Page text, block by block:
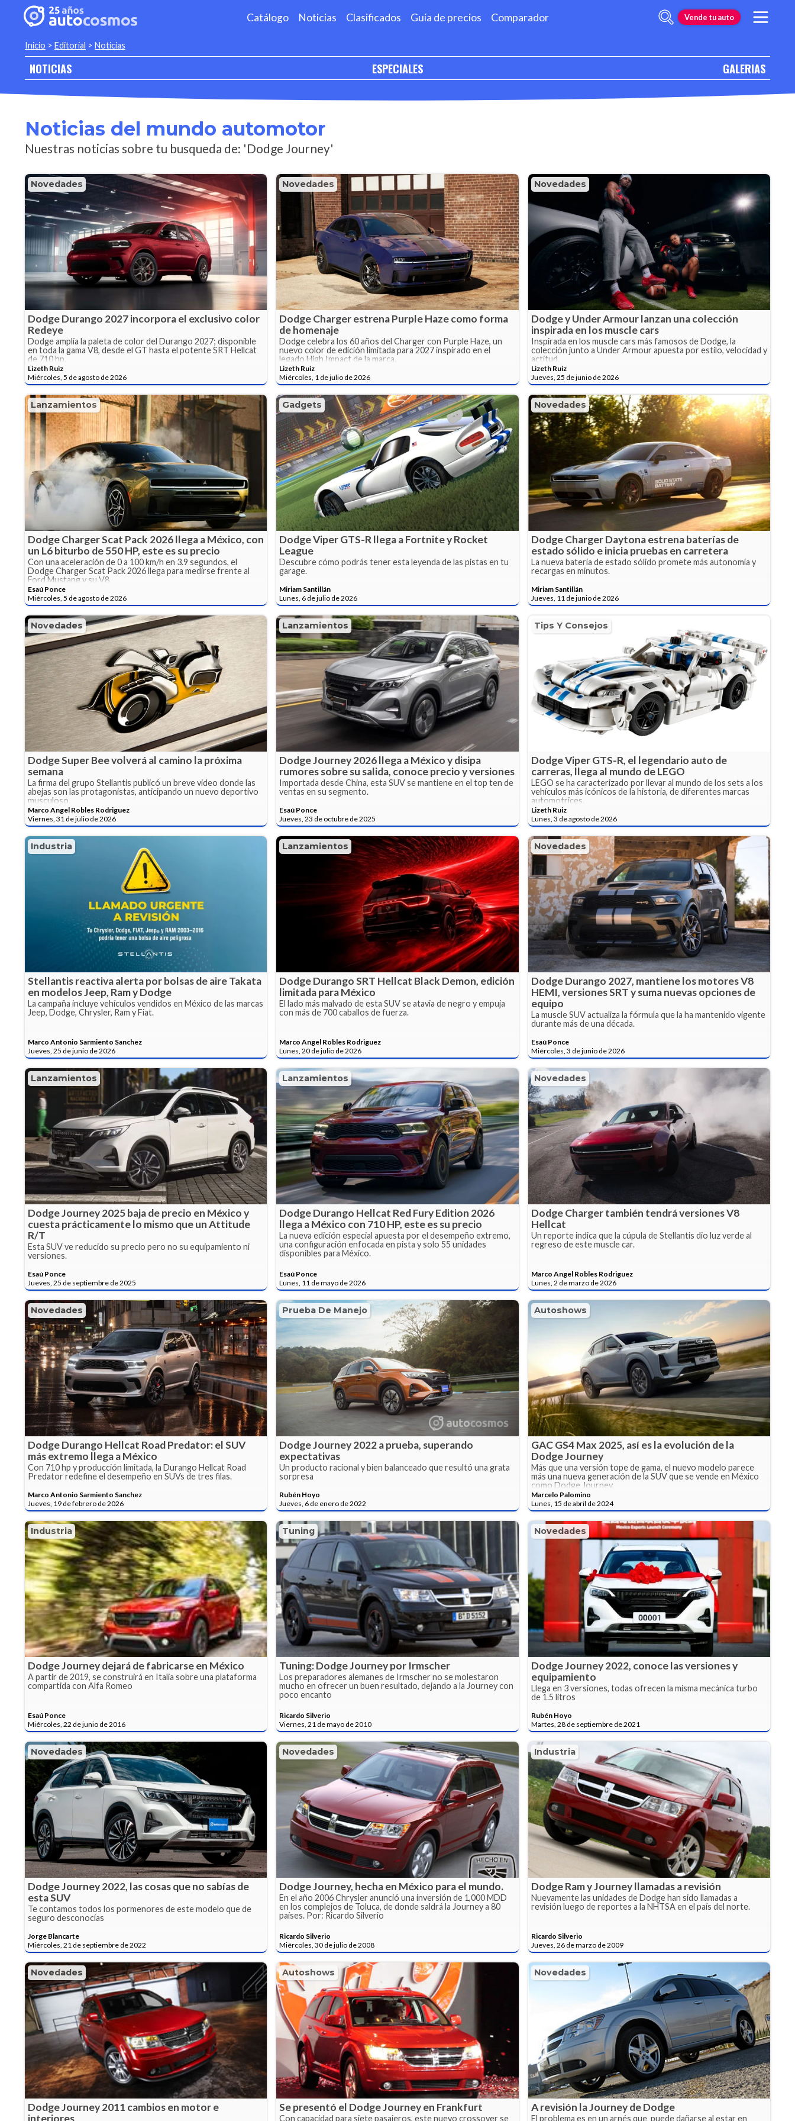
Catálogo Noticias Clasificados Guía de precios Comparador Vende tu auto
Inicio > Editorial > Noticias
NOTICIAS ESPECIALES GALERIAS
Noticias del mundo automotor
Nuestras noticias sobre tu busqueda de: 'Dodge Journey'
Novedades
Dodge Durango 2027 incorpora el exclusivo color
Redeye
Dodge amplía la paleta de color del Durango 2027; disponible
en toda la gama V8, desde el GT hasta el potente SRT Hellcat
de 710 hp.
Lizeth Ruiz
Miércoles, 5 de agosto de 2026
Novedades
Dodge Charger estrena Purple Haze como forma
de homenaje
Dodge celebra los 60 años del Charger con Purple Haze, un
nuevo color de edición limitada para 2027 inspirado en el
legado High Impact de la marca.
Lizeth Ruiz
Miércoles, 1 de julio de 2026
Novedades
Dodge y Under Armour lanzan una colección
inspirada en los muscle cars
Inspirada en los muscle cars más famosos de Dodge, la
colección junto a Under Armour apuesta por estilo, velocidad y
actitud.
Lizeth Ruiz
Jueves, 25 de junio de 2026
Lanzamientos
Dodge Charger Scat Pack 2026 llega a México, con
un L6 biturbo de 550 HP, este es su precio
Con una aceleración de 0 a 100 km/h en 3.9 segundos, el
Dodge Charger Scat Pack 2026 llega para medirse frente al
Ford Mustang y su V8.
Esaú Ponce
Miércoles, 5 de agosto de 2026
Gadgets
Dodge Viper GTS-R llega a Fortnite y Rocket
League
Descubre cómo podrás tener esta leyenda de las pistas en tu
garage.
Miriam Santillán
Lunes, 6 de julio de 2026
Novedades
Dodge Charger Daytona estrena baterías de
estado sólido e inicia pruebas en carretera
La nueva batería de estado sólido promete más autonomía y
recargas en minutos.
Miriam Santillán
Jueves, 11 de junio de 2026
Novedades
Dodge Super Bee volverá al camino la próxima
semana
La firma del grupo Stellantis publicó un breve video donde las
abejas son las protagonistas, anticipando un nuevo deportivo
musculoso.
Marco Angel Robles Rodriguez
Viernes, 31 de julio de 2026
Lanzamientos
Dodge Journey 2026 llega a México y disipa
rumores sobre su salida, conoce precio y versiones
Importada desde China, esta SUV se mantiene en el top ten de
ventas en su segmento.
Esaú Ponce
Jueves, 23 de octubre de 2025
Tips Y Consejos
Dodge Viper GTS-R, el legendario auto de
carreras, llega al mundo de LEGO
LEGO se ha caracterizado por llevar al mundo de los sets a los
vehículos más icónicos de la historia, de diferentes marcas
automotrices.
Lizeth Ruiz
Lunes, 3 de agosto de 2026
Industria
Stellantis reactiva alerta por bolsas de aire Takata
en modelos Jeep, Ram y Dodge
La campaña incluye vehículos vendidos en México de las marcas
Jeep, Dodge, Chrysler, Ram y Fiat.
Marco Antonio Sarmiento Sanchez
Jueves, 25 de junio de 2026
Lanzamientos
Dodge Durango SRT Hellcat Black Demon, edición
limitada para México
El lado más malvado de esta SUV se atavia de negro y empuja
con más de 700 caballos de fuerza.
Marco Angel Robles Rodriguez
Lunes, 20 de julio de 2026
Novedades
Dodge Durango 2027, mantiene los motores V8
HEMI, versiones SRT y suma nuevas opciones de
equipo
La muscle SUV actualiza la fórmula que la ha mantenido vigente
durante más de una década.
Esaú Ponce
Miércoles, 3 de junio de 2026
Lanzamientos
Dodge Journey 2025 baja de precio en México y
cuesta prácticamente lo mismo que un Attitude
R/T
Esta SUV ve reducido su precio pero no su equipamiento ni
versiones.
Esaú Ponce
Jueves, 25 de septiembre de 2025
Lanzamientos
Dodge Durango Hellcat Red Fury Edition 2026
llega a México con 710 HP, este es su precio
La nueva edición especial apuesta por el desempeño extremo,
una configuración enfocada en pista y solo 55 unidades
disponibles para México.
Esaú Ponce
Lunes, 11 de mayo de 2026
Novedades
Dodge Charger también tendrá versiones V8
Hellcat
Un reporte indica que la cúpula de Stellantis dio luz verde al
regreso de este muscle car.
Marco Angel Robles Rodriguez
Lunes, 2 de marzo de 2026
Novedades
Dodge Durango Hellcat Road Predator: el SUV
más extremo llega a México
Con 710 hp y producción limitada, la Durango Hellcat Road
Predator redefine el desempeño en SUVs de tres filas.
Marco Antonio Sarmiento Sanchez
Jueves, 19 de febrero de 2026
Prueba De Manejo
Dodge Journey 2022 a prueba, superando
expectativas
Un producto racional y bien balanceado que resultó una grata
sorpresa
Rubén Hoyo
Jueves, 6 de enero de 2022
Autoshows
GAC GS4 Max 2025, así es la evolución de la
Dodge Journey
Más que una versión tope de gama, el nuevo modelo parece
más una nueva generación de la SUV que se vende en México
como Dodge Journey.
Marcelo Palomino
Lunes, 15 de abril de 2024
Industria
Dodge Journey dejará de fabricarse en México
A partir de 2019, se construirá en Italia sobre una plataforma
compartida con Alfa Romeo
Esaú Ponce
Miércoles, 22 de junio de 2016
Tuning
Tuning: Dodge Journey por Irmscher
Los preparadores alemanes de Irmscher no se molestaron
mucho en ofrecer un buen resultado, dejando a la Journey con
poco encanto
Ricardo Silverio
Viernes, 21 de mayo de 2010
Novedades
Dodge Journey 2022, conoce las versiones y
equipamiento
Llega en 3 versiones, todas ofrecen la misma mecánica turbo
de 1.5 litros
Rubén Hoyo
Martes, 28 de septiembre de 2021
Novedades
Dodge Journey 2022, las cosas que no sabías de
esta SUV
Te contamos todos los pormenores de este modelo que de
seguro desconocías
Jorge Blancarte
Miércoles, 21 de septiembre de 2022
Novedades
Dodge Journey, hecha en México para el mundo.
En el año 2006 Chrysler anunció una inversión de 1,000 MDD
en los complejos de Toluca, de donde saldrá la Journey a 80
países. Por: Ricardo Silverio
Ricardo Silverio
Miércoles, 30 de julio de 2008
Industria
Dodge Ram y Journey llamadas a revisión
Nuevamente las unidades de Dodge han sido llamadas a
revisión luego de reportes a la NHTSA en el país del norte.
Ricardo Silverio
Jueves, 26 de marzo de 2009
Novedades
Dodge Journey 2011 cambios en motor e
Autoshows
Se presentó el Dodge Journey en Frankfurt
Con capacidad para siete pasajeros, este nuevo crossover se
Novedades
A revisión la Journey de Dodge
El problema es en un arnés que puede dañarse al estar en